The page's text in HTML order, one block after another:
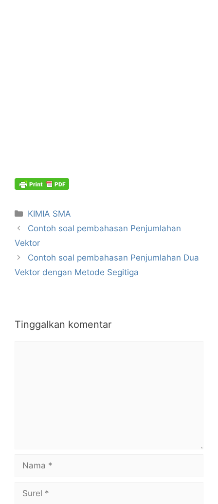
Kategori
KIMIA SMA
Contoh soal pembahasan Penjumlahan
Vektor
Contoh soal pembahasan Penjumlahan Dua
Vektor dengan Metode Segitiga
Tinggalkan komentar